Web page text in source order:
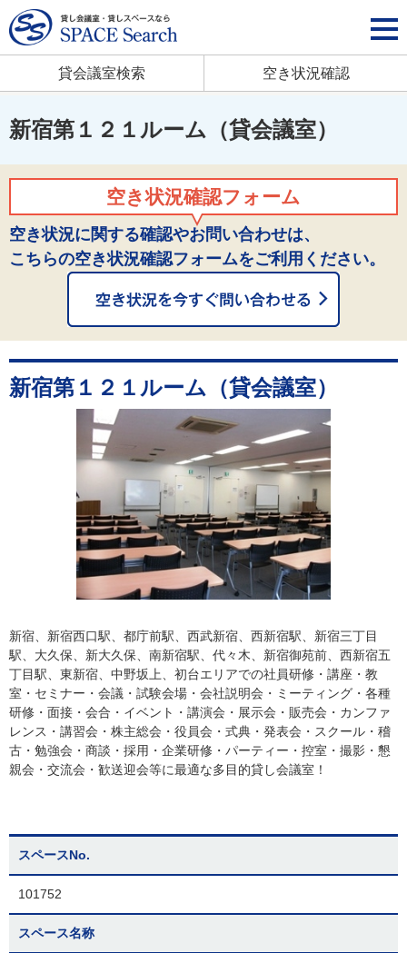
貸会議室検索 空き状況確認
新宿第１２１ルーム（貸会議室）
空き状況確認フォーム
空き状況に関する確認やお問い合わせは、
こちらの空き状況確認フォームをご利用ください。
新宿第１２１ルーム（貸会議室）
新宿、新宿西口駅、都庁前駅、西武新宿、西新宿駅、新宿三丁目
駅、大久保、新大久保、南新宿駅、代々木、新宿御苑前、西新宿五
丁目駅、東新宿、中野坂上、初台エリアでの社員研修・講座・教
室・セミナー・会議・試験会場・会社説明会・ミーティング・各種
研修・面接・会合・イベント・講演会・展示会・販売会・カンファ
レンス・講習会・株主総会・役員会・式典・発表会・スクール・稽
古・勉強会・商談・採用・企業研修・パーティー・控室・撮影・懇
親会・交流会・歓送迎会等に最適な多目的貸し会議室！
スペースNo.
101752
スペース名称